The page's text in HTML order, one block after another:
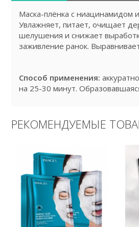
Маска-плёнка с ниацинамидом
Увлажняет, питает, очищает
шелушения и снижает
заживление ранок.
Способ применения:
на 25-30 минут.
РЕКОМЕНДУЕМЫЕ